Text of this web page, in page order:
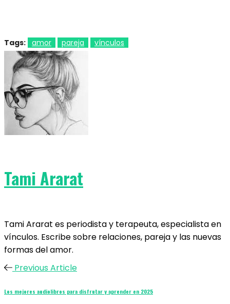
Tags: amor pareja vínculos
Tami Ararat
Tami Ararat es periodista y terapeuta, especialista en
vínculos. Escribe sobre relaciones, pareja y las nuevas
formas del amor.
Previous Article
Los mejores audiolibros para disfrutar y aprender en 2025